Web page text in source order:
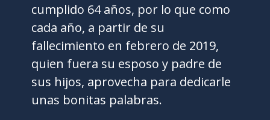
cumplido 64 años, por lo que como
cada año, a partir de su
fallecimiento en febrero de 2019,
quien fuera su esposo y padre de
sus hijos, aprovecha para dedicarle
unas bonitas palabras.